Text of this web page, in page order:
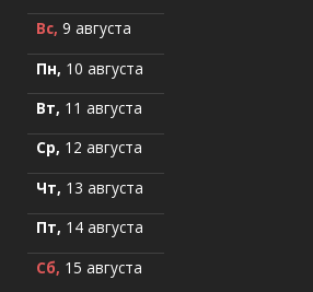
Вс, 9 августа
Пн, 10 августа
Вт, 11 августа
Ср, 12 августа
Чт, 13 августа
Пт, 14 августа
Сб, 15 августа